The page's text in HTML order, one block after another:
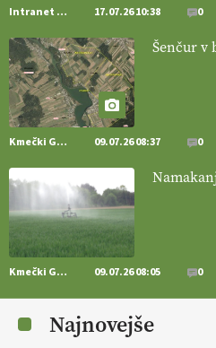
[EKOloško = LOGIČNO
vlaga.
VEČ
https://t.co/
https://t.co/dDwsipE645
[EKOloško = LOGIČNO ] Mulčer
. VEČ
https://t.co/J7RkeaYpYu
https://t.co/RVG0FzcQN6
varnost,
okolje in kakovost
https://t.co/K0USFPJ5fJ @EUAgri
https://t.co/vcHhoOixHy
Intranet Kmečki Glas 17.07.26 10:38 0
Šenčur v
Kmečki Glas 09.07.26 08:37 0
Kmečki Glas 09.07.26 08:05 0
Najnovejše